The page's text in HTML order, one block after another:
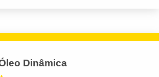
Dinâmica